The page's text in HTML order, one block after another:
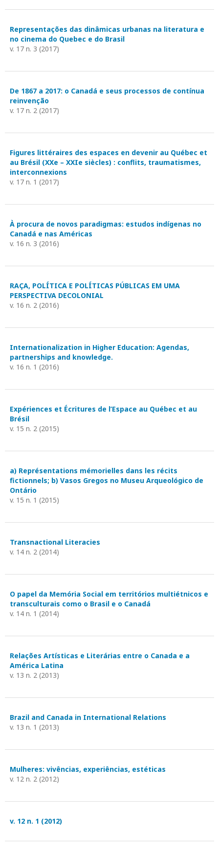
Representações das dinâmicas urbanas na literatura e
no cinema do Quebec e do Brasil
v. 17 n. 3 (2017)
De 1867 a 2017: o Canadá e seus processos de contínua
reinvenção
v. 17 n. 2 (2017)
Figures littéraires des espaces en devenir au Québec et
au Brésil (XXe – XXIe siècles) : conflits, traumatismes,
interconnexions
v. 17 n. 1 (2017)
À procura de novos paradigmas: estudos indígenas no
Canadá e nas Américas
v. 16 n. 3 (2016)
RAÇA, POLÍTICA E POLÍTICAS PÚBLICAS EM UMA
PERSPECTIVA DECOLONIAL
v. 16 n. 2 (2016)
Internationalization in Higher Education: Agendas,
partnerships and knowledge.
v. 16 n. 1 (2016)
Expériences et Écritures de l’Espace au Québec et au
Brésil
v. 15 n. 2 (2015)
a) Représentations mémorielles dans les récits
fictionnels; b) Vasos Gregos no Museu Arqueológico de
Ontário
v. 15 n. 1 (2015)
Transnactional Literacies
v. 14 n. 2 (2014)
O papel da Memória Social em territórios multiétnicos e
transculturais como o Brasil e o Canadá
v. 14 n. 1 (2014)
Relações Artísticas e Literárias entre o Canada e a
América Latina
v. 13 n. 2 (2013)
Brazil and Canada in International Relations
v. 13 n. 1 (2013)
Mulheres: vivências, experiências, estéticas
v. 12 n. 2 (2012)
v. 12 n. 1 (2012)